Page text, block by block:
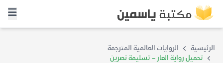
الرئيسية
الروايات العالمية المترجمة
تحميل رواية العار – تسليمة نصرين